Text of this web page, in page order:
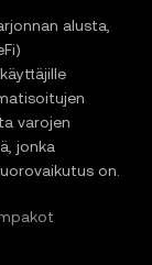
alusta,
varojen
jonka
on.